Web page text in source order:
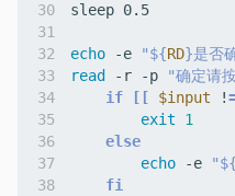
30
31
34
36
37
38
echo -e "${RD}是否
read
-r -p
"确定请
if
[[ $input !
exit
1
else
echo -e "${
fi